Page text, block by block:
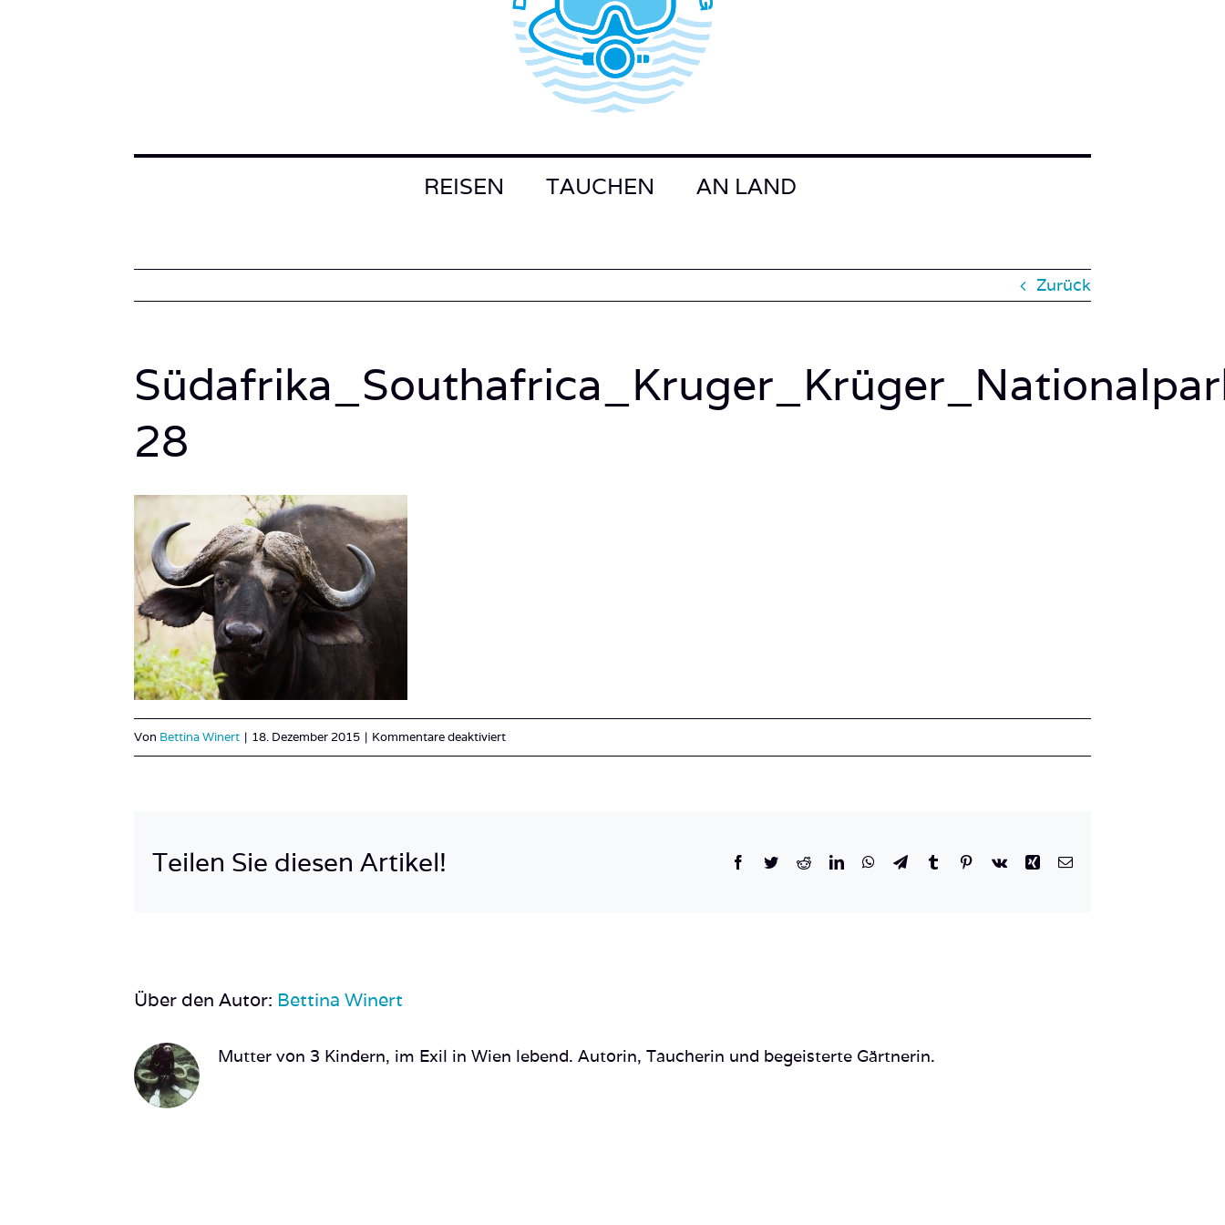
REISEN TAUCHEN AN LAND
Zurück
28
Von Bettina Winert | 18. Dezember 2015 | Kommentare deaktiviertfür
Teilen Sie diesen Artikel! Facebook
TwitterRedditLinkedInWhatsApp
TelegramTumblr Pinterest
Vk Xing E-
Über den Autor: Bettina Winert
Mutter von 3 Kindern, im Exil in Wien lebend. Autorin, Taucherin und begeisterte Gärtnerin.